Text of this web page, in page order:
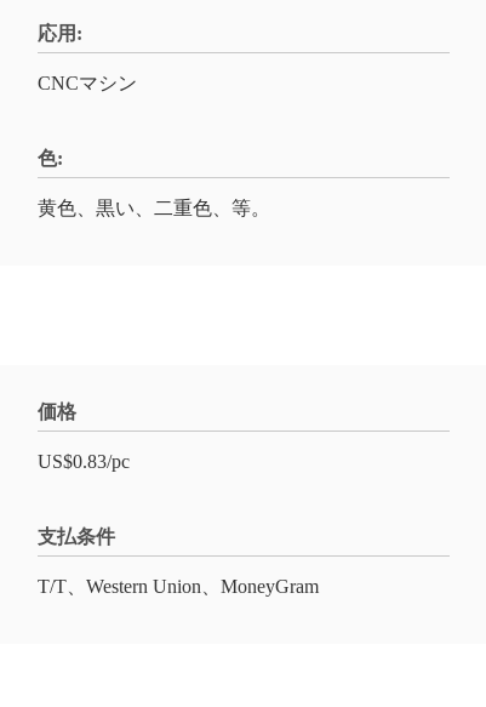
応用:
CNCマシン
色:
黄色、黒い、二重色、等。
価格
US$0.83/pc
支払条件
T/T、Western Union、MoneyGram